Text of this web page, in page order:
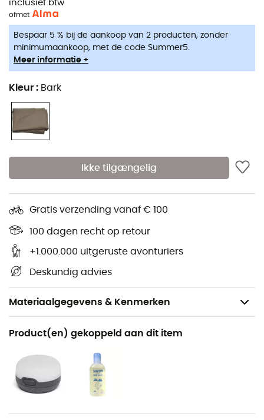
inclusief btw
ofmet
Bespaar 5 % bij de aankoop van 2 producten, zonder
minimumaankoop, met de code Summer5.
Meer informatie +
Kleur : Bark
Ikke tilgængelig
Gratis verzending vanaf € 100
100 dagen recht op retour
+1.000.000 uitgeruste avonturiers
Deskundig advies
Materiaalgegevens & Kenmerken
Aanbevolen voor
Trekking / Bivak
FP Power Lizard Seamless 1-2P
Product(en) gekoppeld aan dit item